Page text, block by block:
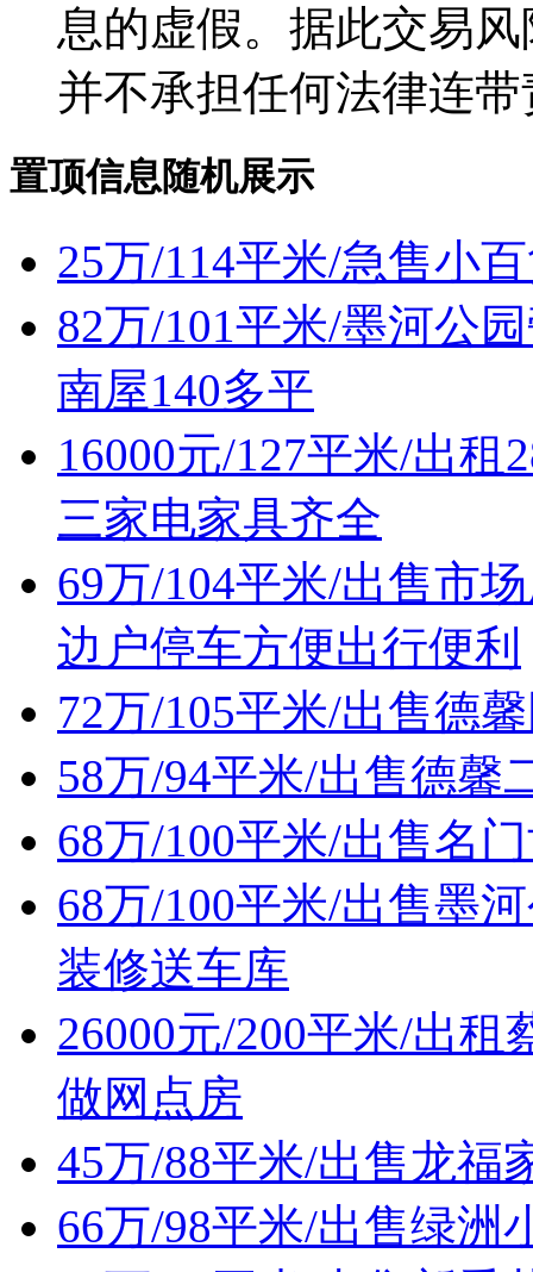
息的虚假。据此交易
并不承担任何法律连
置顶信息随机展示
25万/114平米/急售小
82万/101平米/墨河公
南屋140多平
16000元/127平米/出
三家电家具齐全
69万/104平米/出售市
边户停车方便出行便利
72万/105平米/出售德
58万/94平米/出售德馨
68万/100平米/出售名
68万/100平米/出售墨
装修送车库
26000元/200平米/出
做网点房
45万/88平米/出售龙福
66万/98平米/出售绿洲